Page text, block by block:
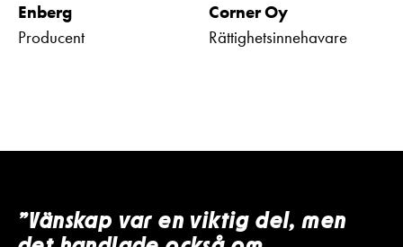
Enberg
Producent
Corner Oy
Rättighetsinnehavare
”Vänskap var en viktig del, men